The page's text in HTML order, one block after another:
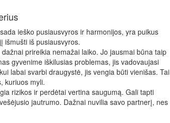
ieško pusiausvyros ir harmonijos, yra puikus
išmušti iš pusiausvyros.
prireikia nemažai laiko. Jo jausmai būna taip
gyvenime iškilusias problemas, jis vadovaujasi
labai svarbi draugystė, jis vengia būti vienišas. Tai
kuriuos myli.
rizikos ir perdėtai vertina saugumą. Gali tapti
jautrumo. Dažnai nuvilia savo partnerį, nes